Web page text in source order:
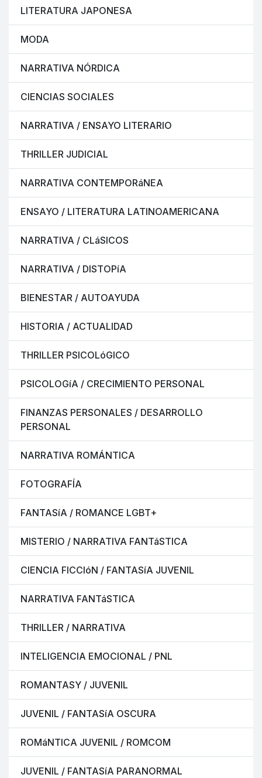
LITERATURA JAPONESA
MODA
NARRATIVA NÓRDICA
CIENCIAS SOCIALES
NARRATIVA / ENSAYO LITERARIO
THRILLER JUDICIAL
NARRATIVA CONTEMPORáNEA
ENSAYO / LITERATURA LATINOAMERICANA
NARRATIVA / CLáSICOS
NARRATIVA / DISTOPíA
BIENESTAR / AUTOAYUDA
HISTORIA / ACTUALIDAD
THRILLER PSICOLóGICO
PSICOLOGíA / CRECIMIENTO PERSONAL
FINANZAS PERSONALES / DESARROLLO
PERSONAL
NARRATIVA ROMÁNTICA
FOTOGRAFÍA
FANTASíA / ROMANCE LGBT+
MISTERIO / NARRATIVA FANTáSTICA
CIENCIA FICCIóN / FANTASíA JUVENIL
NARRATIVA FANTáSTICA
THRILLER / NARRATIVA
INTELIGENCIA EMOCIONAL / PNL
ROMANTASY / JUVENIL
JUVENIL / FANTASíA OSCURA
ROMáNTICA JUVENIL / ROMCOM
JUVENIL / FANTASíA PARANORMAL